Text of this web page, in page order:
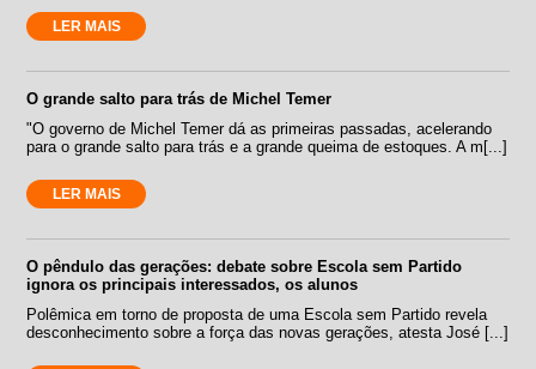
LER MAIS
O grande salto para trás de Michel Temer
"O governo de Michel Temer dá as primeiras passadas, acelerando
para o grande salto para trás e a grande queima de estoques. A m[...]
LER MAIS
O pêndulo das gerações: debate sobre Escola sem Partido
ignora os principais interessados, os alunos
Polêmica em torno de proposta de uma Escola sem Partido revela
desconhecimento sobre a força das novas gerações, atesta José [...]